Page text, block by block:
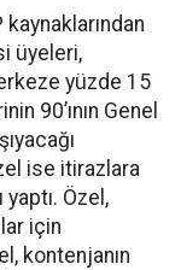
kaynaklarından
üyeleri,
yüzde 15
90’ının Genel
ise itirazlara
yaptı. Özel,
için
kontenjanın